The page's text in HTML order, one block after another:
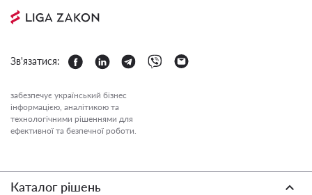
Зв'язатися:
забезпечує український бізнес
інформацією, аналітикою та
технологічними рішеннями для
ефективної та безпечної роботи.
Каталог рішень